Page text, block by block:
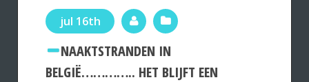
jul 16th
NAAKTSTRANDEN IN
BELGIË………….. HET BLIJFT EEN